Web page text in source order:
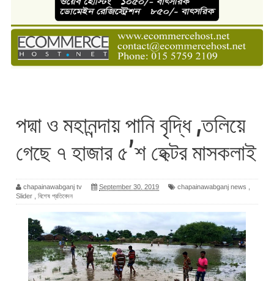
পদ্মা ও মহানন্দায় পানি বৃদ্ধি ,তলিয়ে
গেছে ৭ হাজার ৫’শ হেক্টর মাসকলাই
chapainawabganj tv September 30, 2019 chapainawabganj news
Slider
বিশেষ প্রতিবেদন